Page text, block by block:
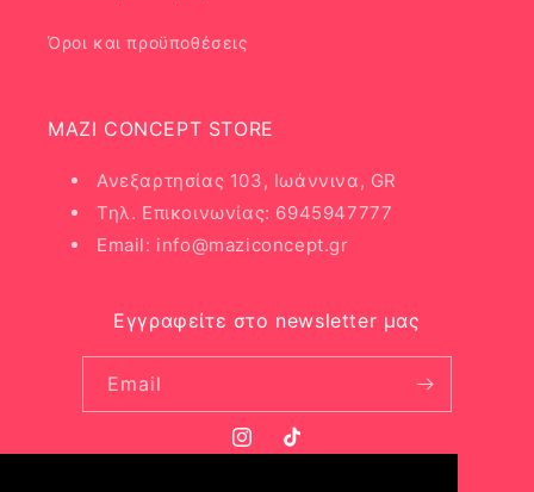
Όροι και προϋποθέσεις
MAZI CONCEPT STORE
Ανεξαρτησίας 103, Ιωάννινα, GR
Τηλ. Επικοινωνίας: 6945947777
Email: info@maziconcept.gr
Εγγραφείτε στο newsletter μας
Email
Instagram
TikTok